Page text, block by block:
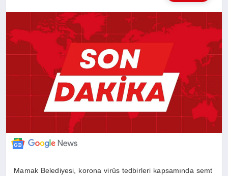
Mamak Belediyesi, korona virüs tedbirleri kapsamında semt